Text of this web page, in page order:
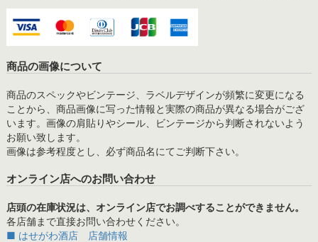
商品の画像について
商品のスペックやビンテージ、ラベルデザインが頻繁に変更になる
ことから、商品画像に写った情報と実際の商品が異なる場合がござ
います。画像の肩貼りやシール、ビンテージから判断されないよう
お願い致します。
画像は参考程度とし、必ず商品名にてご判断下さい。
オンライン店へのお問い合わせ
店頭の在庫状況は、オンライン店でお調べすることができません。
各店舗まで直接お問い合わせください。
■ はせがわ酒店 店舗情報